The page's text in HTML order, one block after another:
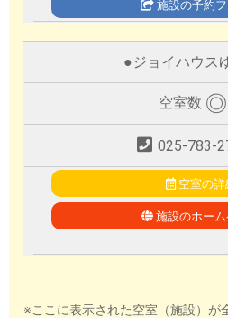
施設の予約
●ジョイハウス
空室数 ◎
025-783-
空室の詳
施設のホー
※ここに表示された空室（施設）が